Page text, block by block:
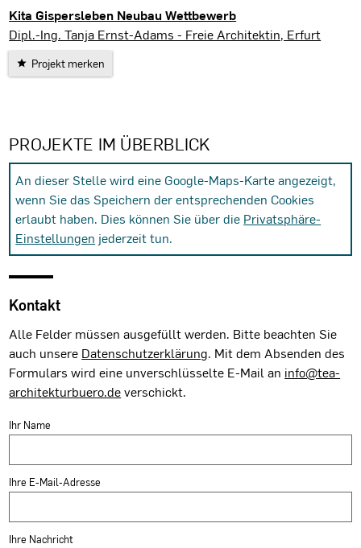
Kita Gispersleben Neubau Wettbewerb
Erfurt
Dipl.-Ing. Tanja Ernst-Adams - Freie Architektin, Erfurt
Projekt merken
PROJEKTE IM ÜBERBLICK
An dieser Stelle wird eine Google-Maps-Karte angezeigt,
wenn Sie das Speichern der entsprechenden Cookies
erlaubt haben. Dies können Sie über die Privatsphäre-
Einstellungen jederzeit tun.
Kontakt
Alle Felder müssen ausgefüllt werden. Bitte beachten Sie
auch unsere Datenschutzerklärung. Mit dem Absenden des
Formulars wird eine unverschlüsselte E-Mail an info@tea-
architekturbuero.deverschickt.
Ihr Name
Ihre E-Mail-Adresse
Ihre Nachricht